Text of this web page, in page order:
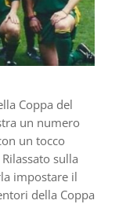
Coppa del
un numero
un tocco
sulla
impostare il
della Coppa